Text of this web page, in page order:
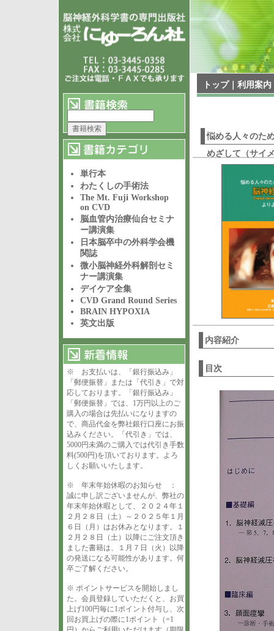
単行本
わたくしの手術法
The Mt. Fuji Workshop
on CVD
脳血管内治療仙台セミナ
ー講演集
日本脳卒中の外科学会機
関誌
微小脳神経外科解剖セミ
ナー講演集
デイケア全集
CVD Grand Round Series
BRAIN HYPOXIA
英文出版
※ お支払いは、「銀行振込み」
「郵便振替」または「代引き」で対
応しております。「銀行振込み」
「郵便振替」では、1万円以上のご
購入の場合は先払いになりますの
で、商品代金を弊社銀行口座にお振
込みください。「代引き」では、
5000円未満のご購入では代引き手数
料(500円)を頂いております。よろ
しくお願いいたします。
※ 年末年始休暇のお知らせ ：
誠に申し訳ございませんが、弊社の
年末年始休暇として、２０２４年１
２月２８日（土）～２０２５年１月
６日（月）はお休みとなります。１
２月２８日（土）以降にご注文頂き
ました書籍は、１月７日（火）以降
の発送になる可能性があります。何
卒ご了解ください。
※ ポイントサービスを開始しまし
た。会員登録していただくと、お買
上げ100円毎に1ポイント付与し、次
回お買上げの際に1ポイント（=1
トップ｜ 利用案内
悩める人々のた
めざして（サイ
内容紹介
目次